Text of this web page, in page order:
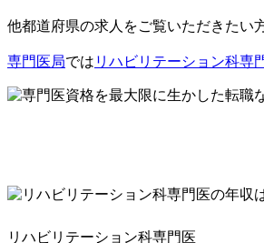
他都道府県の求人をご覧いただきたい
専門医局では リハビリテーション科専
リハビリテーション科専門医